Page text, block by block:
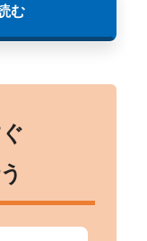
む